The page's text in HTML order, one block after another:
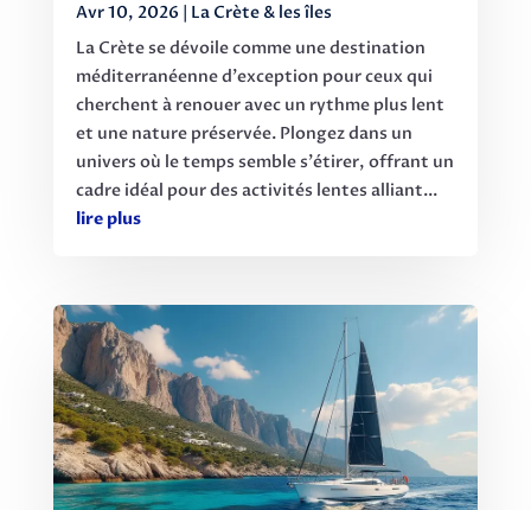
Avr 10, 2026
La Crète & les îles
La Crète se dévoile comme une destination
méditerranéenne d'exception pour ceux qui
cherchent à renouer avec un rythme plus lent
et une nature préservée. Plongez dans un
univers où le temps semble s'étirer, offrant un
cadre idéal pour des activités lentes alliant...
lire plus